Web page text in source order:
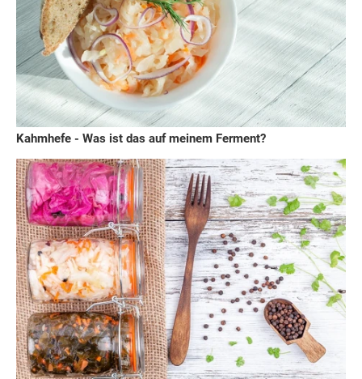
Kahmhefe - Was ist das auf meinem Ferment?